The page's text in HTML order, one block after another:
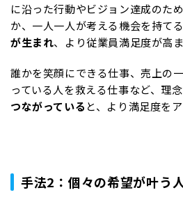
に沿った行動やビジョン達成のた
か、一人一人が考える機会を持て
が生まれ、より従業員満足度が高ま
誰かを笑顔にできる仕事、売上の
っている人を救える仕事など、理
つながっている と、より満足度を
手法2：個々の希望が叶う